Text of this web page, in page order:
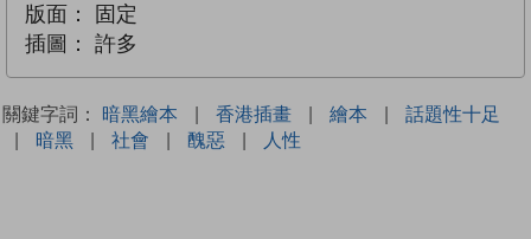
版面：
固定
插圖：
許多
關鍵字詞： 暗黑繪本 | 香港插畫 | 繪本 |
話題性十足
|
暗黑 | 社會 | 醜惡 | 人性